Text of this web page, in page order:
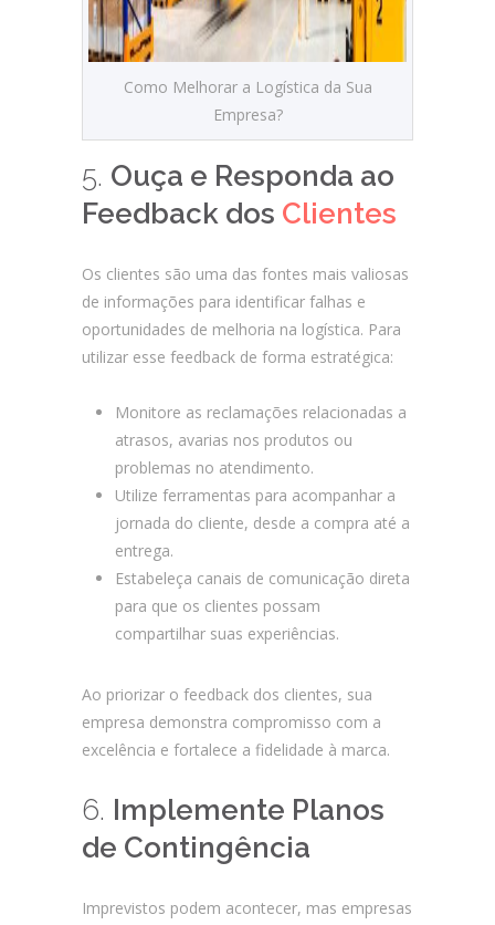
Como Melhorar a Logística da Sua
Empresa?
5. Ouça e Responda ao
Feedback dos Clientes
Os clientes são uma das fontes mais valiosas
de informações para identificar falhas e
oportunidades de melhoria na logística. Para
utilizar esse feedback de forma estratégica:
Monitore as reclamações relacionadas a
atrasos, avarias nos produtos ou
problemas no atendimento.
Utilize ferramentas para acompanhar a
jornada do cliente, desde a compra até a
entrega.
Estabeleça canais de comunicação direta
para que os clientes possam
compartilhar suas experiências.
Ao priorizar o feedback dos clientes, sua
empresa demonstra compromisso com a
excelência e fortalece a fidelidade à marca.
6. Implemente Planos
de Contingência
Imprevistos podem acontecer, mas empresas